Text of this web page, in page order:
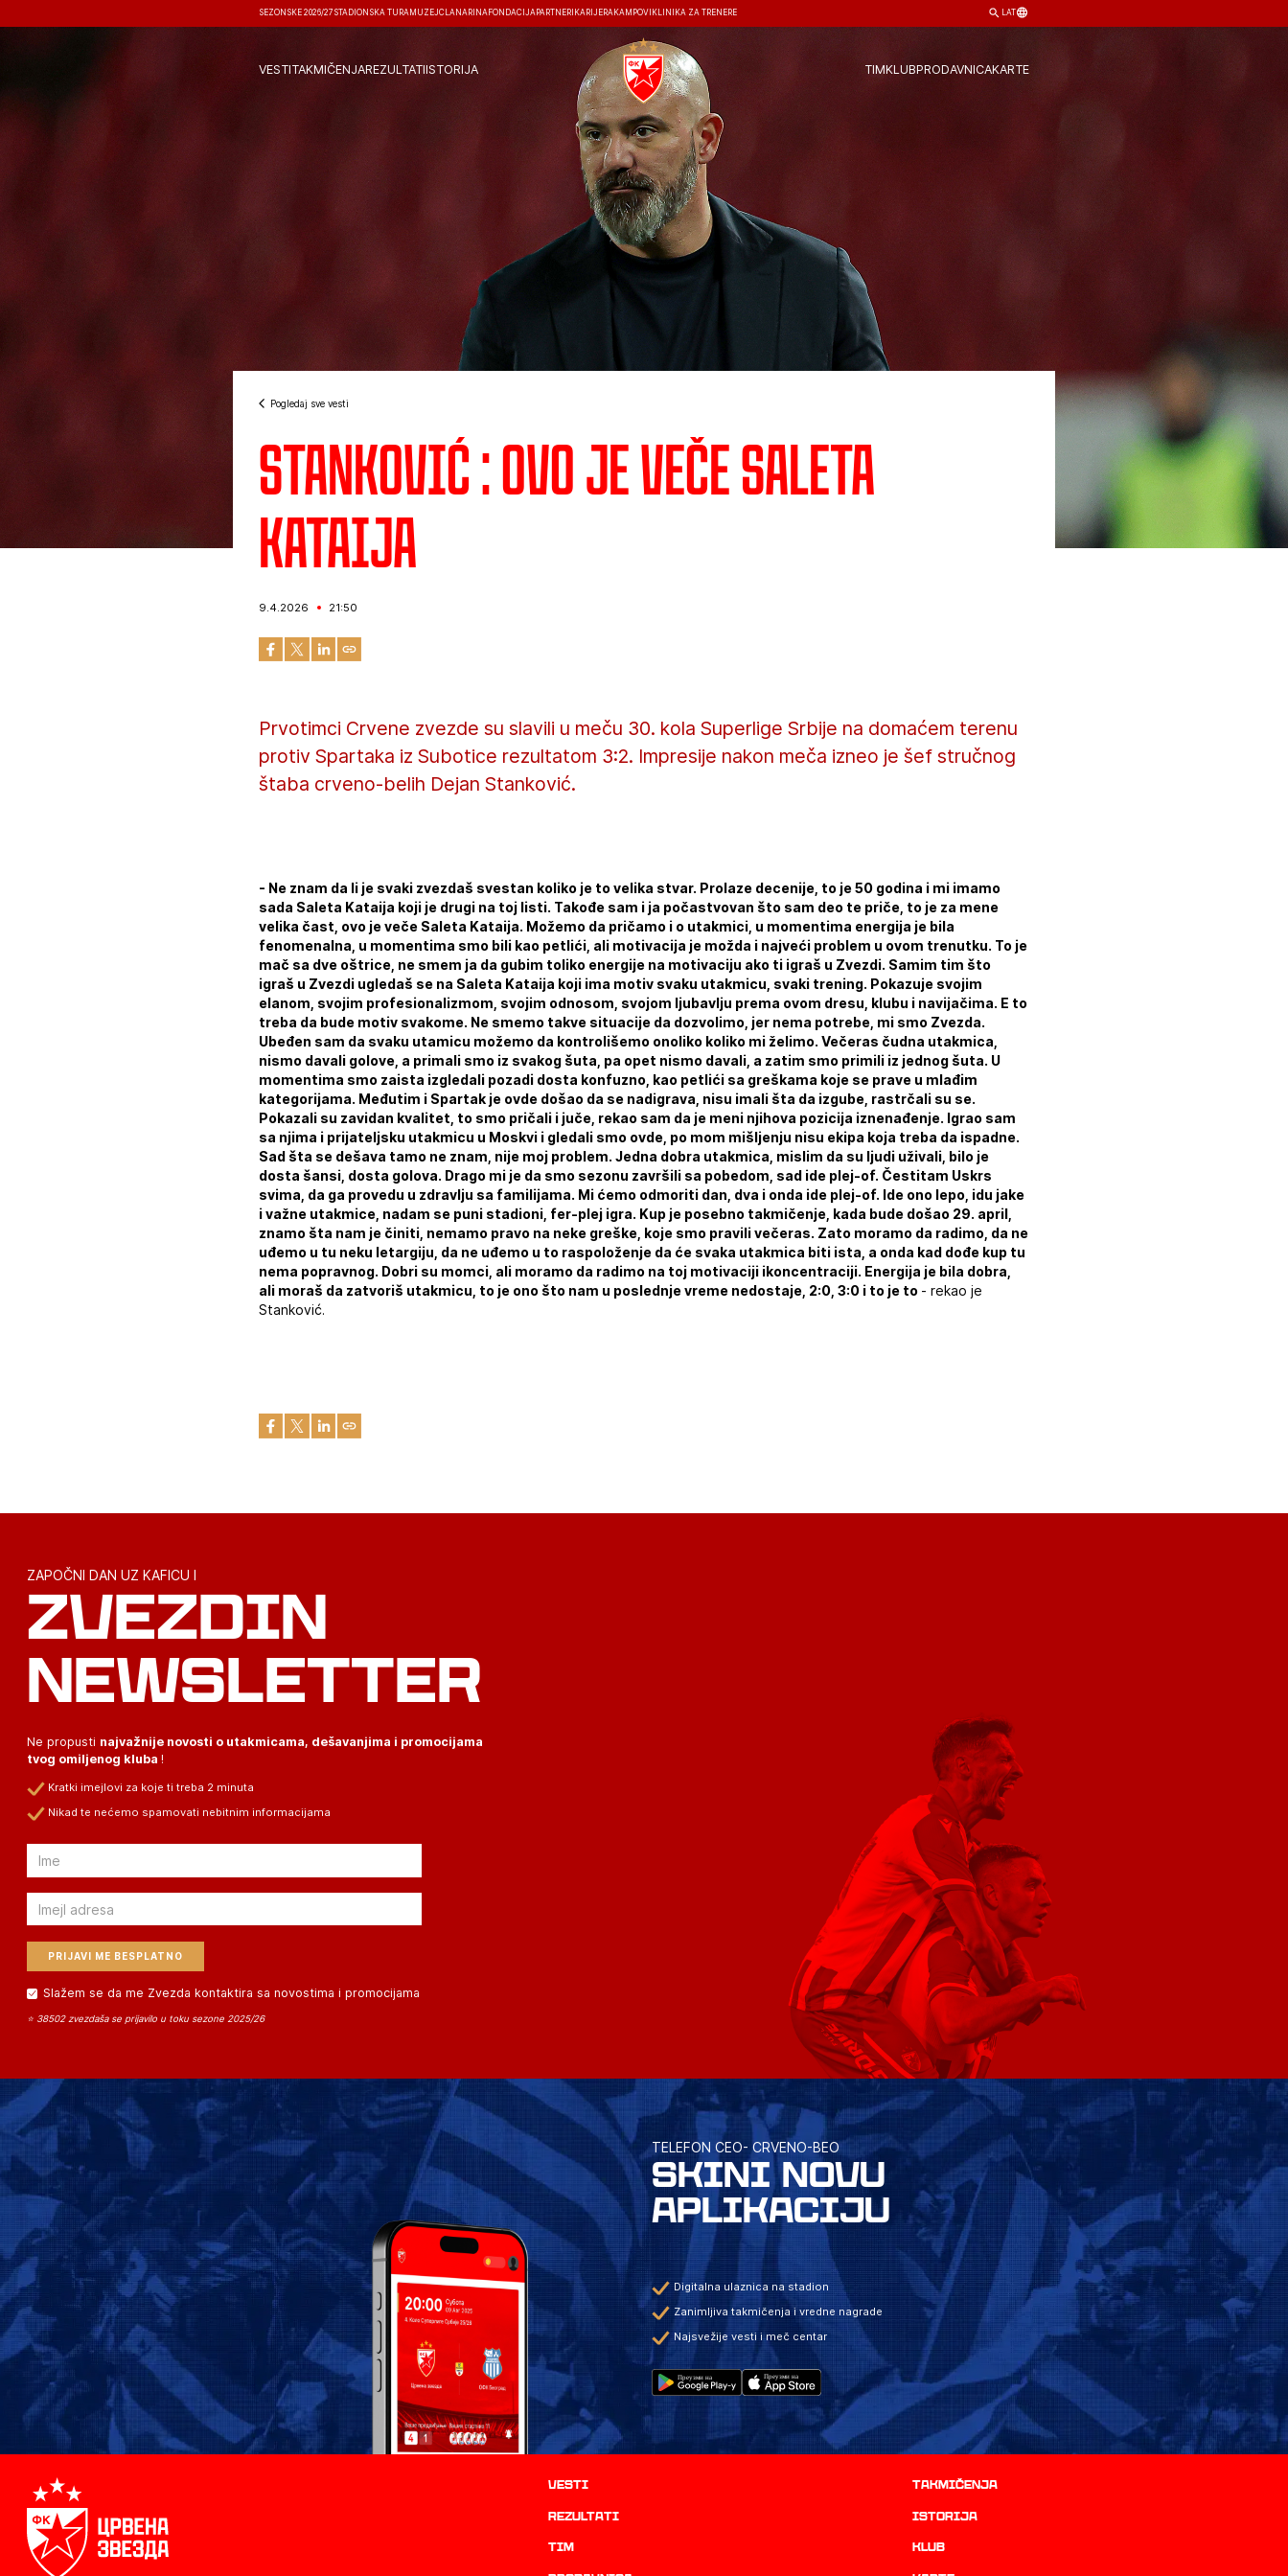
SEZONSKE 2026/27 STADIONSKA TURA MUZEJČLANARINA FONDACIJA PARTNERI KARIJERA KAMPOVI KLINIKA ZA TRENERE LAT
VESTITAKMIČENJAREZULTATIISTORIJA TIMKLUBPRODAVNICAKARTE
Pogledaj sve vesti
Stanković : Ovo je veče Saleta
Kataija
9.4.2026 21:50
Prvotimci Crvene zvezde su slavili u meču 30. kola Superlige Srbije na domaćem terenu
protiv Spartaka iz Subotice rezultatom 3:2. Impresije nakon meča izneo je šef stručnog
štaba crveno-belih Dejan Stanković.
- Ne znam da li je svaki zvezdaš svestan koliko je to velika stvar. Prolaze decenije, to je 50 godina i mi imamo
sada Saleta Kataija koji je drugi na toj listi. Takođe sam i ja počastvovan što sam deo te priče, to je za mene
velika čast, ovo je veče Saleta Kataija. Možemo da pričamo i o utakmici, u momentima energija je bila
fenomenalna, u momentima smo bili kao petlići, ali motivacija je možda i najveći problem u ovom trenutku. To je
mač sa dve oštrice, ne smem ja da gubim toliko energije na motivaciju ako ti igraš u Zvezdi. Samim tim što
igraš u Zvezdi ugledaš se na Saleta Kataija koji ima motiv svaku utakmicu, svaki trening. Pokazuje svojim
elanom, svojim profesionalizmom, svojim odnosom, svojom ljubavlju prema ovom dresu, klubu i navijačima. E to
treba da bude motiv svakome. Ne smemo takve situacije da dozvolimo, jer nema potrebe, mi smo Zvezda.
Ubeđen sam da svaku utamicu možemo da kontrolišemo onoliko koliko mi želimo. Večeras čudna utakmica,
nismo davali golove, a primali smo iz svakog šuta, pa opet nismo davali, a zatim smo primili iz jednog šuta. U
momentima smo zaista izgledali pozadi dosta konfuzno, kao petlići sa greškama koje se prave u mlađim
kategorijama. Međutim i Spartak je ovde došao da se nadigrava, nisu imali šta da izgube, rastrčali su se.
Pokazali su zavidan kvalitet, to smo pričali i juče, rekao sam da je meni njihova pozicija iznenađenje. Igrao sam
sa njima i prijateljsku utakmicu u Moskvi i gledali smo ovde, po mom mišljenju nisu ekipa koja treba da ispadne.
Sad šta se dešava tamo ne znam, nije moj problem. Jedna dobra utakmica, mislim da su ljudi uživali, bilo je
dosta šansi, dosta golova. Drago mi je da smo sezonu završili sa pobedom, sad ide plej-of. Čestitam Uskrs
svima, da ga provedu u zdravlju sa familijama. Mi ćemo odmoriti dan, dva i onda ide plej-of. Ide ono lepo, idu jake
i važne utakmice, nadam se puni stadioni, fer-plej igra. Kup je posebno takmičenje, kada bude došao 29. april,
znamo šta nam je činiti, nemamo pravo na neke greške, koje smo pravili večeras. Zato moramo da radimo, da ne
uđemo u tu neku letargiju, da ne uđemo u to raspoloženje da će svaka utakmica biti ista, a onda kad dođe kup tu
nema popravnog. Dobri su momci, ali moramo da radimo na toj motivaciji ikoncentraciji. Energija je bila dobra,
ali moraš da zatvoriš utakmicu, to je ono što nam u poslednje vreme nedostaje, 2:0, 3:0 i to je to - rekao je
Stanković.
ZAPOČNI DAN UZ KAFICU I
ZVEZDIN
NEWSLETTER
Ne propusti najvažnije novosti o utakmicama, dešavanjima i promocijama
tvog omiljenog kluba !
Kratki imejlovi za koje ti treba 2 minuta
Nikad te nećemo spamovati nebitnim informacijama
Email
Email
Slažem se da me Zvezda kontaktira sa novostima i promocijama
⭐ 38502 zvezdaša se prijavilo u toku sezone 2025/26
TELEFON CEO- CRVENO-BEO
SKINI NOVU
APLIKACIJU
Digitalna ulaznica na stadion
Zanimljiva takmičenja i vredne nagrade
Najsvežije vesti i meč centar
Vesti Takmičenja
rezultati istorija
TIM Klub